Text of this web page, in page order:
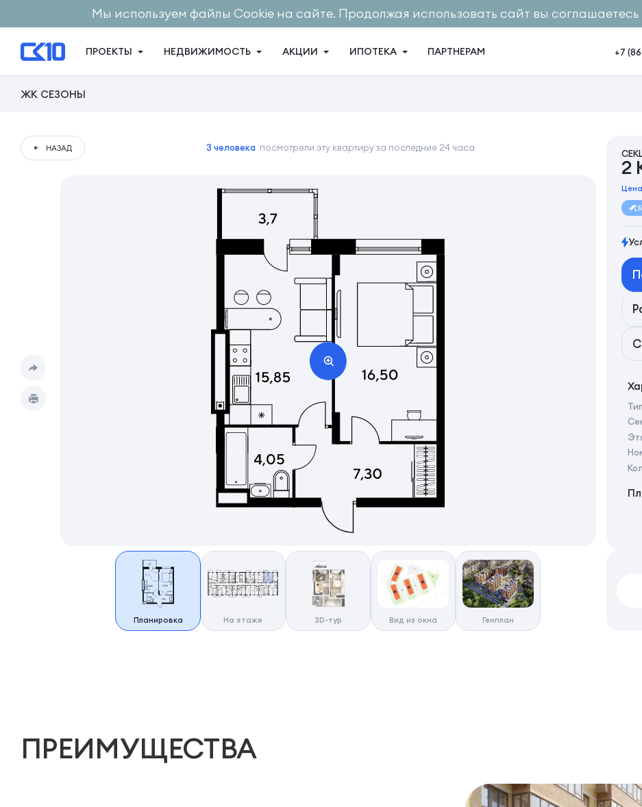
Мы используем файлы Cookie на сайте. Продолжая использовать сайт вы
ПРОЕКТЫ НЕДВИЖИМОСТЬ АКЦИИ ИПОТЕКА ПАРТНЕРАМ +7
ЖК СЕЗОНЫ
НАЗАД 3 человека посмотрели эту квартиру за последние 24 часа
Планировка На этаже 3D-тур Вид из окна Генплан
2
ПРЕИМУЩЕСТВА